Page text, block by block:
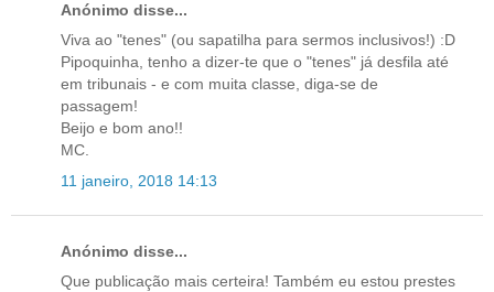
Anónimo disse...
Viva ao "tenes" (ou sapatilha para sermos inclusivos!) :D
Pipoquinha, tenho a dizer-te que o "tenes" já desfila até
em tribunais - e com muita classe, diga-se de
passagem!
Beijo e bom ano!!
MC.
11 janeiro, 2018 14:13
Anónimo disse...
Que publicação mais certeira! Também eu estou prestes